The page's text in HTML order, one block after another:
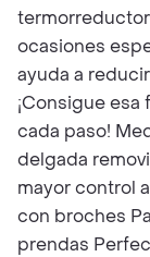
ocasiones
ayuda a
¡Consigue
cada paso!
delgada
mayor control
con broches
prendas